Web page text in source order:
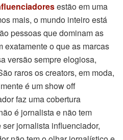
estão em uma
mais, o mundo inteiro está
pessoas que dominam as
exatamente o que as marcas
versão sempre elogiosa,
raros os creators, em moda,
é um show off
faz uma cobertura
é jornalista e não tem
jornalista influenciador,